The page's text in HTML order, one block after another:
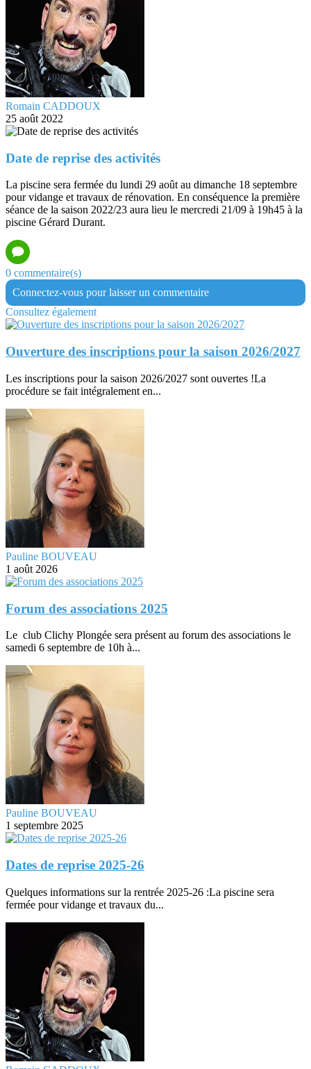
Romain CADDOUX
25 août 2022
Date de reprise des activités
La piscine sera fermée du lundi 29 août au dimanche 18 septembre
pour vidange et travaux de rénovation. En conséquence la première
séance de la saison 2022/23 aura lieu le mercredi 21/09 à 19h45 à la
piscine Gérard Durant.
0 commentaire(s)
Connectez-vous pour laisser un commentaire
Consultez également
Ouverture des inscriptions pour la saison 2026/2027
Les inscriptions pour la saison 2026/2027 sont ouvertes !La
procédure se fait intégralement en...
Pauline BOUVEAU
1 août 2026
Forum des associations 2025
Le club Clichy Plongée sera présent au forum des associations le
samedi 6 septembre de 10h à...
Pauline BOUVEAU
1 septembre 2025
Dates de reprise 2025-26
Quelques informations sur la rentrée 2025-26 :La piscine sera
fermée pour vidange et travaux du...